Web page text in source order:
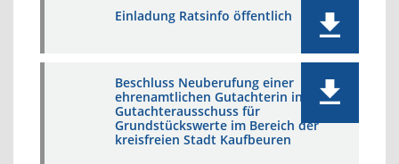
Einladung Ratsinfo öffentlich
Beschluss Neuberufung einer
ehrenamtlichen Gutachterin in den
Gutachterausschuss für
Grundstückswerte im Bereich der
kreisfreien Stadt Kaufbeuren